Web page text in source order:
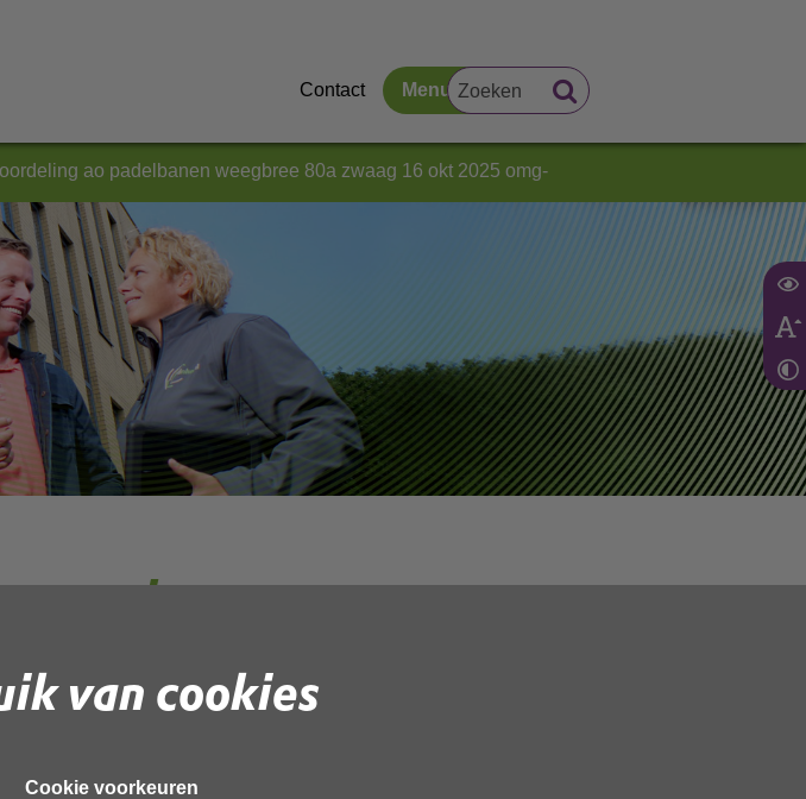
van cookies
Cookie voorkeuren
Contact Menu
ao padelbanen weegbree 80a zwaag 16 okt 2025 omg-
weegbree